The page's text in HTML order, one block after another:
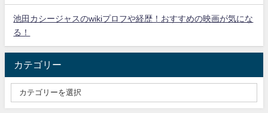
池田カシージャスのwikiプロフや経歴！おすすめの映画が気にな
る！
カテゴリー